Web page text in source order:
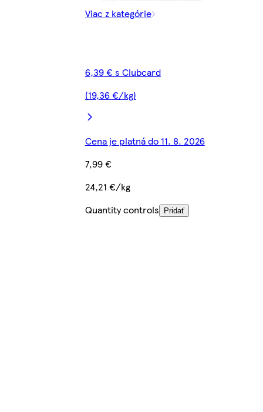
Viac z kategórie
6,39 € s Clubcard
(19,36 €/kg)
Cena je platná do 11. 8. 2026
7,99 €
24,21 €/kg
Quantity controls
Pridať